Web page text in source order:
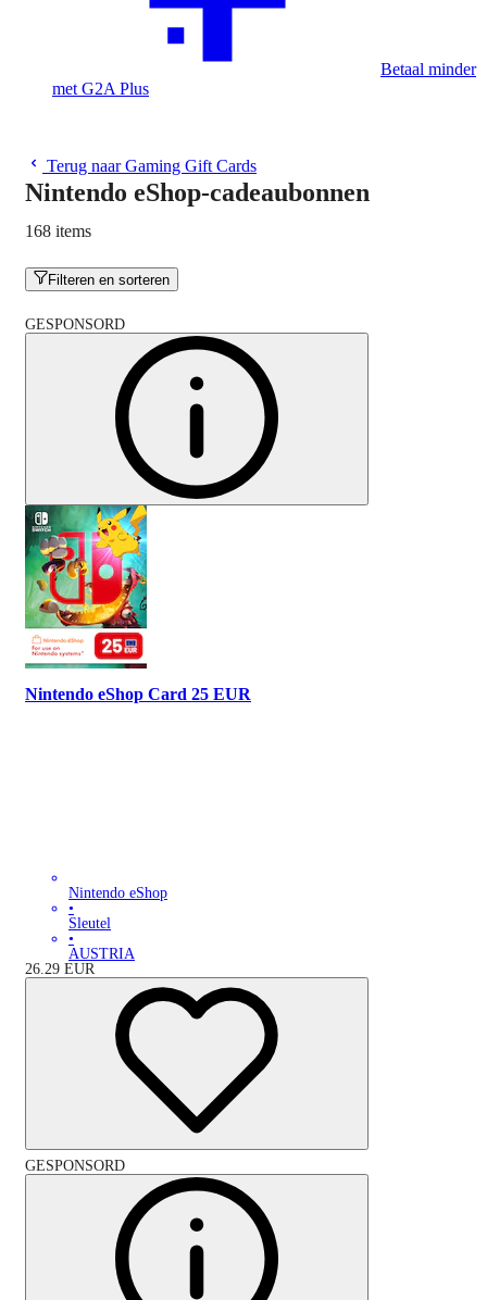
Betaal minder
met G2A Plus
Terug naar Gaming Gift Cards
Nintendo eShop-cadeaubonnen
168 items
Filteren en sorteren
GESPONSORD
Nintendo eShop Card 25 EUR
Nintendo eShop
•
Sleutel
•
AUSTRIA
26.29 EUR
GESPONSORD